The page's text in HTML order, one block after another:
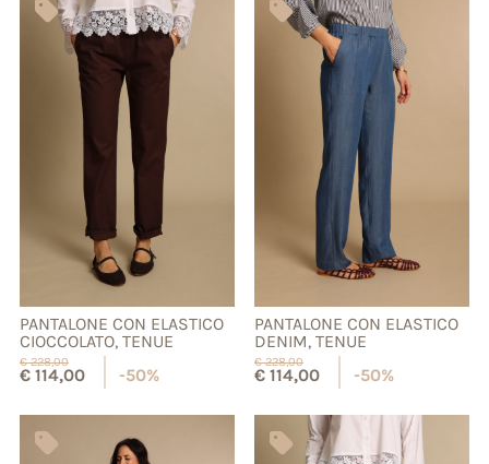
PANTALONE CON ELASTICO
CIOCCOLATO, TENUE
€228,00
€114,00 -50%
PANTALONE CON ELASTICO
DENIM, TENUE
€228,00
€114,00 -50%